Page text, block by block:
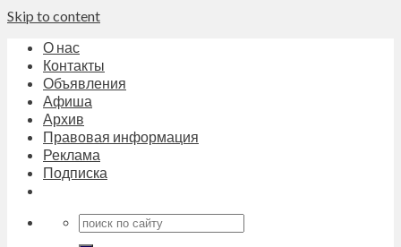
Skip to content
О нас
Контакты
Объявления
Афиша
Архив
Правовая информация
Реклама
Подписка